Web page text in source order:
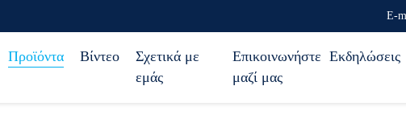
Ε-
Προϊόντα Βίντεο
Σχετικά με
εμάς
Επικοινωνήστε
μαζί μας
Εκδηλώσεις